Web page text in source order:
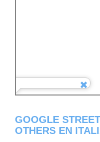
GOOGLE
OTHERS EN